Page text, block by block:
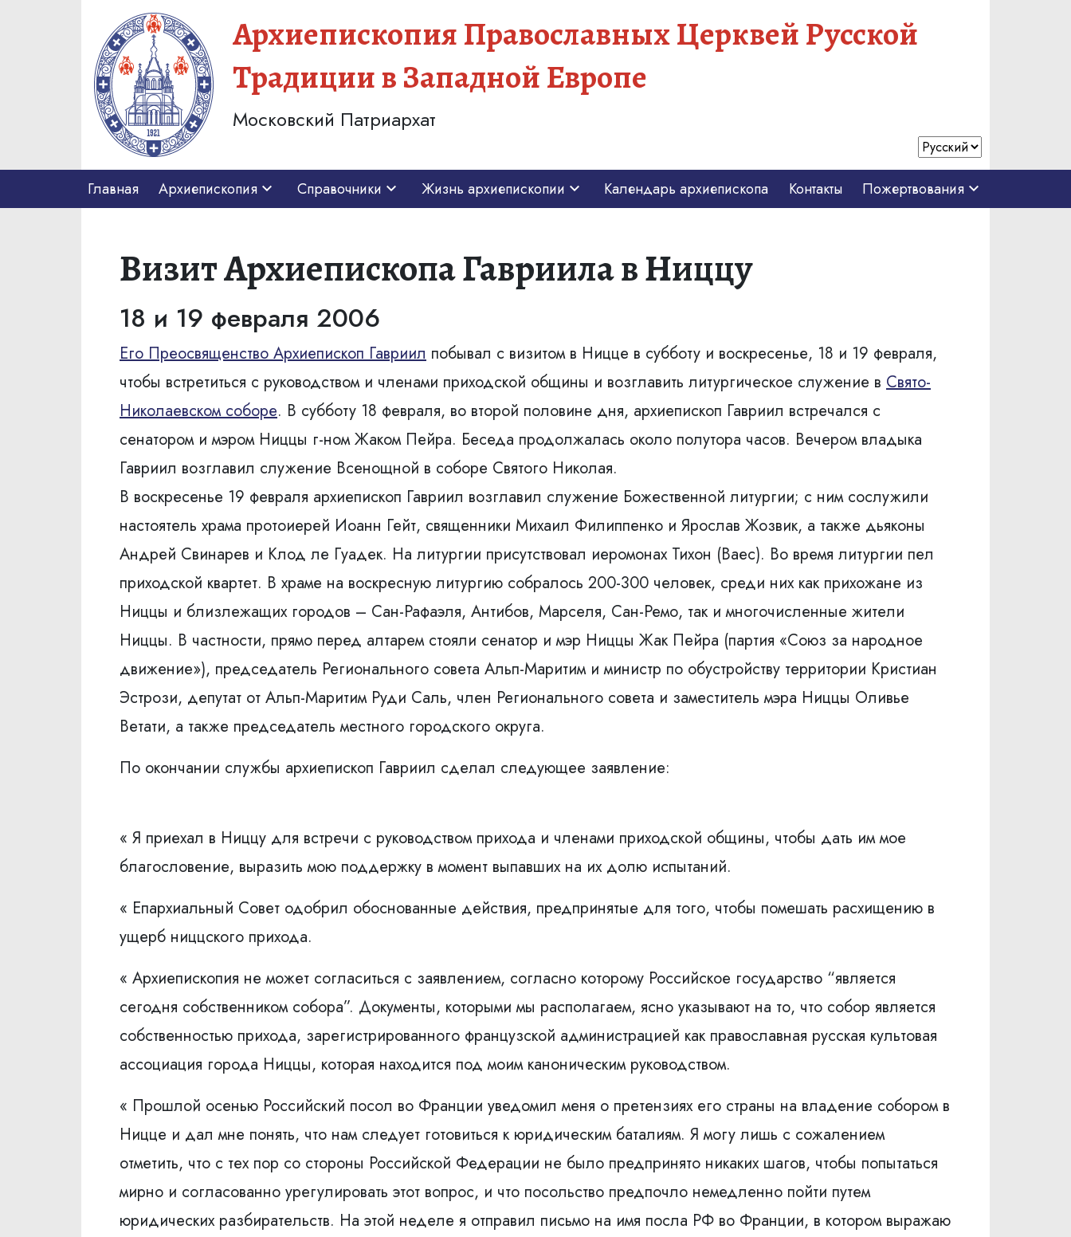
Архиепископия Православных Церквей Русской
Традиции в Западной Европе
Московский Патриархат
Главная Архиепископия Справочники Жизнь архиепископии Календарь архиепископа Контакты Пожертвования
Визит Архиепископа Гавриила в Ниццу
18 и 19 февраля 2006
Его Преосвященство Архиепископ Гавриил побывал с визитом в Ницце в субботу и воскресенье, 18 и 19 февраля,
чтобы встретиться с руководством и членами приходской общины и возглавить литургическое служение в Свято-
Николаевском соборе. В субботу 18 февраля, во второй половине дня, архиепископ Гавриил встречался с
сенатором и мэром Ниццы г-ном Жаком Пейра. Беседа продолжалась около полутора часов. Вечером владыка
Гавриил возглавил служение Всенощной в соборе Святого Николая.
В воскресенье 19 февраля архиепископ Гавриил возглавил служение Божественной литургии; с ним сослужили
настоятель храма протоиерей Иоанн Гейт, священники Михаил Филиппенко и Ярослав Жозвик, а также дьяконы
Андрей Свинарев и Клод ле Гуадек. На литургии присутствовал иеромонах Тихон (Ваес). Во время литургии пел
приходской квартет. В храме на воскресную литургию собралось 200-300 человек, среди них как прихожане из
Ниццы и близлежащих городов – Сан-Рафаэля, Антибов, Марселя, Сан-Ремо, так и многочисленные жители
Ниццы. В частности, прямо перед алтарем стояли сенатор и мэр Ниццы Жак Пейра (партия «Союз за народное
движение»), председатель Регионального совета Альп-Маритим и министр по обустройству территории Кристиан
Эстрози, депутат от Альп-Маритим Руди Саль, член Регионального совета и заместитель мэра Ниццы Оливье
Ветати, а также председатель местного городского округа.
По окончании службы архиепископ Гавриил сделал следующее заявление:
« Я приехал в Ниццу для встречи с руководством прихода и членами приходской общины, чтобы дать им мое
благословение, выразить мою поддержку в момент выпавших на их долю испытаний.
« Епархиальный Совет одобрил обоснованные действия, предпринятые для того, чтобы помешать расхищению в
ущерб ниццского прихода.
« Архиепископия не может согласиться с заявлением, согласно которому Российское государство “является
сегодня собственником собора”. Документы, которыми мы располагаем, ясно указывают на то, что собор является
собственностью прихода, зарегистрированного французской администрацией как православная русская культовая
ассоциация города Ниццы, которая находится под моим каноническим руководством.
« Прошлой осенью Российский посол во Франции уведомил меня о претензиях его страны на владение собором в
Ницце и дал мне понять, что нам следует готовиться к юридическим баталиям. Я могу лишь с сожалением
отметить, что с тех пор со стороны Российской Федерации не было предпринято никаких шагов, чтобы попытаться
мирно и согласованно урегулировать этот вопрос, и что посольство предпочло немедленно пойти путем
юридических разбирательств. На этой неделе я отправил письмо на имя посла РФ во Франции, в котором выражаю